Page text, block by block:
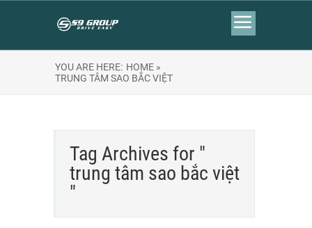
YOU ARE HERE: HOME »
TRUNG TÂM SAO BẮC VIỆT
Tag Archives for "
trung tâm sao bắc việt
"